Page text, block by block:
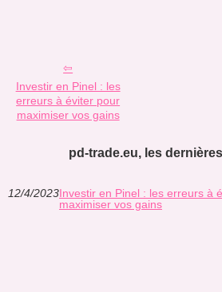
Investir en Pinel : les
erreurs à éviter pour
maximiser vos gains
pd-trade.eu, les
12/4/2023Investir en Pinel : les erreurs à
maximiser vos gains